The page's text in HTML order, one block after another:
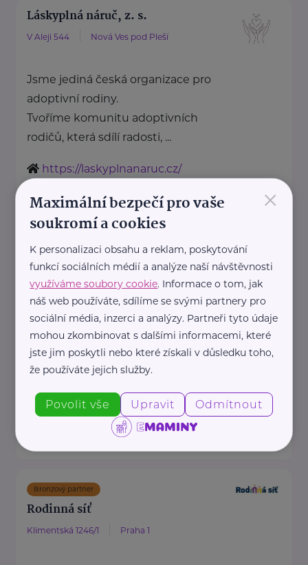
Láskyplná náruč, z. s.
V Aleji 544 Nová Ves pod Pleší
Jsme jediná česká organizace pro
adoptivní rodiny.
Tvoříme komunitu adoptivních
rodičů, která sdílí radosti, ...
https://laskyplnanaruc.cz/
info@laskyplnanaruc.cz
Nadační fond SPOLUŽIVOT
Sezimova 3 Praha 4
Nadační fond SPOLUŽIVOT
propaguje hostitelskou péči a
propojuje děti z dětských
domovů se zájemci ...
https://www.spoluzivot.cz/
+420 608 452 121
info@spoluzivot.cz
Bronzový partner
Rodinná síť
Klimentská 1246/1 Praha 1
×
Maximální bezpečí pro vaše
soukromí a cookies
K personalizaci obsahu a reklam, poskytování
funkcí sociálních médií a analýze naší návštěvnosti
využíváme soubory cookie. Informace o tom, jak
náš web používáte, sdílíme se svými partnery pro
sociální média, inzerci a analýzy. Partneři tyto údaje
mohou zkombinovat s dalšími informacemi, které
jste jim poskytli nebo které získali v důsledku toho,
že používáte jejich služby.
Povolit vše Upravit Odmítnout